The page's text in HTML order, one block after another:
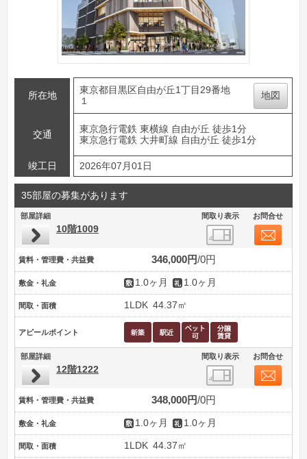
所在地
東京都目黒区自由が丘1丁目29番地
１
地図
交通
東京急行電鉄 東横線 自由が丘 徒歩1分
東京急行電鉄 大井町線 自由が丘 徒歩1分
竣工日 2026年07月01日
35部屋の募集があります
部屋詳細 間取り表示 お問合せ
10階1009
賃料・管理費・共益費 346,000円 0円
敷金・礼金 1.0ヶ月 1.0ヶ月
間取・面積 1LDK 44.37㎡
アピールポイント
部屋詳細 間取り表示 お問合せ
12階1222
賃料・管理費・共益費 348,000円 0円
敷金・礼金 1.0ヶ月 1.0ヶ月
間取・面積 1LDK 44.37㎡